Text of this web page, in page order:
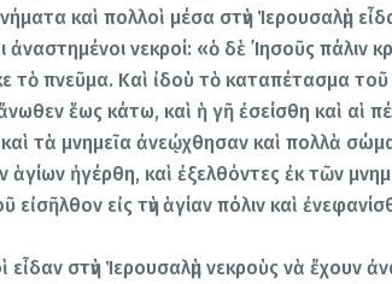
καὶ πολλοὶ μέσα στὴν Ἱερουσαλὴμ
ἀναστημένοι νεκροί: «ὁ δὲ ᾿Ιησοῦς πάλιν
τὸ πνεῦμα. Καὶ ἰδοὺ τὸ καταπέτασμα τοῦ
ἕως κάτω, καὶ ἡ γῆ ἐσείσθη καὶ αἱ
τὰ μνημεῖα ἀνεῴχθησαν καὶ πολλὰ
ἁγίων ἠγέρθη, καὶ ἐξελθόντες ἐκ τῶν
εἰσῆλθον εἰς τὴν ἁγίαν πόλιν καὶ
εἶδαν στὴν Ἱερουσαλὴμ νεκροὺς νὰ ἔχουν